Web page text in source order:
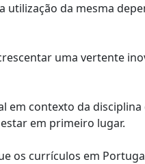
da mesma
uma vertente
contexto da
em primeiro lugar.
os currículos em